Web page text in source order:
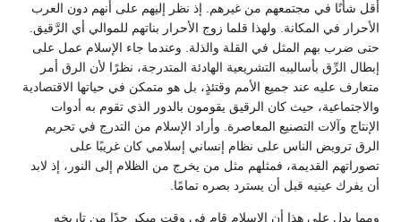
أقل شأنًا في مجتمعهم من غيرهم. إذ نظر إليهم على أنهم دون العرب
الأحرار في المكانة. ولهذا قلما زوج الأحرار بناتهم للموالي أي الرَّقيق.
حتى ضرب بهم المثل في القلة والذلة. وعندما جاء الإسلام عمل على
إبطال الرِّق بأساليبه التشريعية الهادئة المتدرجة، نظرًا لأن الرق أمر
متعارف عليه عند جميع الأمم وقتئذٍ، بل هو متمكن في حياتها الاقتصادية
والاجتماعية، حيث كان الرقيق يقومون بالدور الذي تقوم به أدوات
الإنتاج وآلات التصنيع المعاصرة. وأراد الإسلام من التدرج في تحريم
الرق ترويض الناس على نظام إنساني إسلامي كان غريبًا على
تصوراتهم القديمة، فمثلهم مثل من يخرج من الظلام إلى النور، إذ لابد
أن يفرك عينيه قبل أن يسترد بصره تمامًا.
ومما يدل على هذا أن الإسلام قام في وقت مبكر جدًا من تاريخه